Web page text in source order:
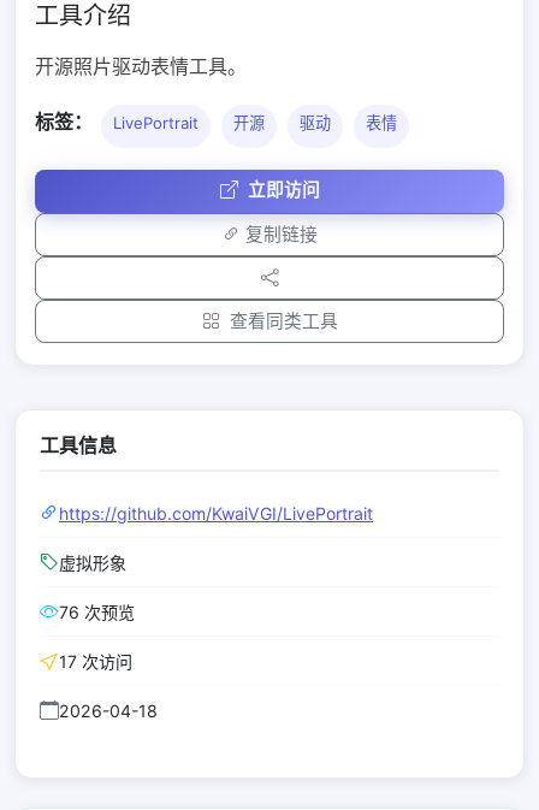
工具介绍
开源照片驱动表情工具。
标签： LivePortrait 开源 驱动 表情
立即访问
复制链接
查看同类工具
工具信息
https://github.com/KwaiVGI/LivePortrait
虚拟形象
76 次预览
17 次访问
2026-04-18